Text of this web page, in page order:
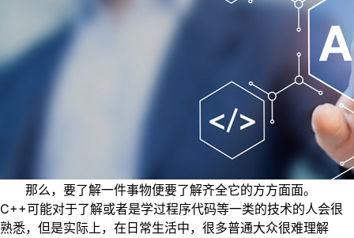
那么，要了解一件事物便要了解齐全它的方方面面。
C++可能对于了解或者是学过程序代码等一类的技术的人会很
熟悉，但是实际上，在日常生活中，很多普通大众很难理解